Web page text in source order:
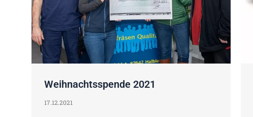
Weihnachtsspende 2021
17.12.2021